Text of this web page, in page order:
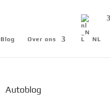
Blog Over ons NL
Autoblog